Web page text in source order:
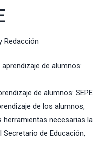
Redacción
de alumnos: SEPE
de los alumnos,
necesarias la
de Educación,